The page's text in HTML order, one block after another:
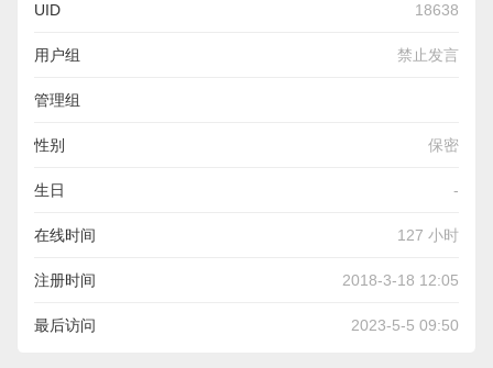
UID 18638
用户组 禁止发言
管理组
性别 保密
生日 -
在线时间 127 小时
注册时间 2018-3-18 12:05
最后访问 2023-5-5 09:50